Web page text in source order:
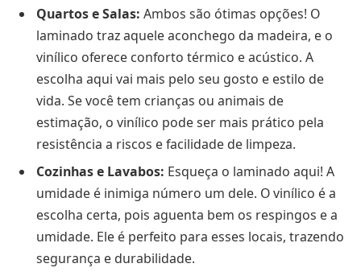
Quartos e Salas: Ambos são ótimas opções! O
laminado traz aquele aconchego da madeira, e o
vinílico oferece conforto térmico e acústico. A
escolha aqui vai mais pelo seu gosto e estilo de
vida. Se você tem crianças ou animais de
estimação, o vinílico pode ser mais prático pela
resistência a riscos e facilidade de limpeza.
Cozinhas e Lavabos: Esqueça o laminado aqui! A
umidade é inimiga número um dele. O vinílico é a
escolha certa, pois aguenta bem os respingos e a
umidade. Ele é perfeito para esses locais, trazendo
segurança e durabilidade.